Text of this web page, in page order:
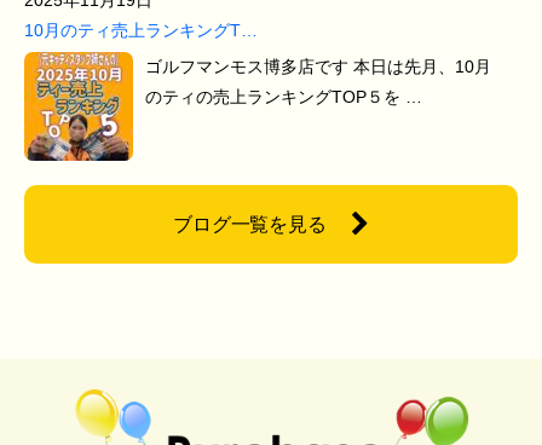
10月のティ売上ランキングT…
ゴルフマンモス博多店です 本日は先月、10月
のティの売上ランキングTOP５を …
ブログ一覧を見る